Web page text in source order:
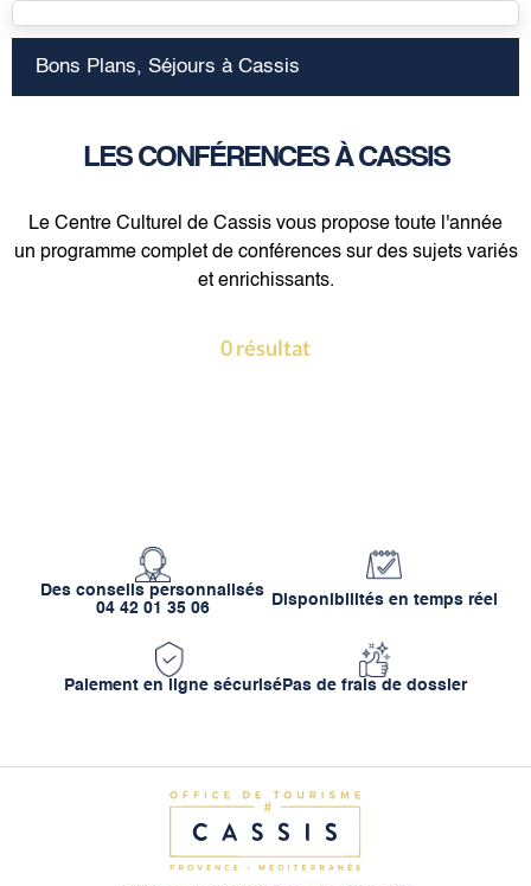
Bons Plans, Séjours à Cassis
LES CONFÉRENCES À CASSIS
Le Centre Culturel de Cassis vous propose toute l'année
un programme complet de conférences sur des sujets variés
et enrichissants.
0résultat
Des conseils personnalisés
04 42 01 35 06
Disponibilités en temps réel
Paiement en ligne sécurisé Pas de frais de dossier